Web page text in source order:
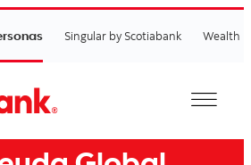
Singular by Scotiabank Wealth